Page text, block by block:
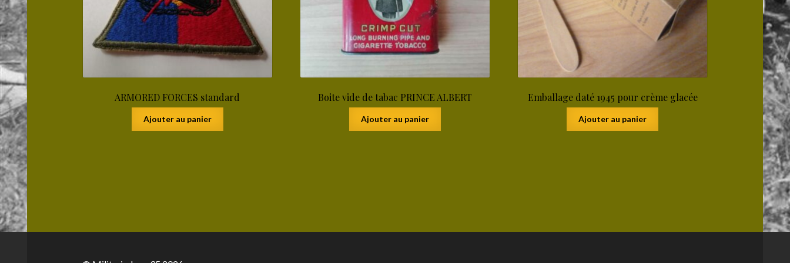
ARMORED FORCES standard
Ajouter au panier
Boite vide de tabac PRINCE ALBERT
Ajouter au panier
Emballage daté 1945 pour crème glacée
Ajouter au panier